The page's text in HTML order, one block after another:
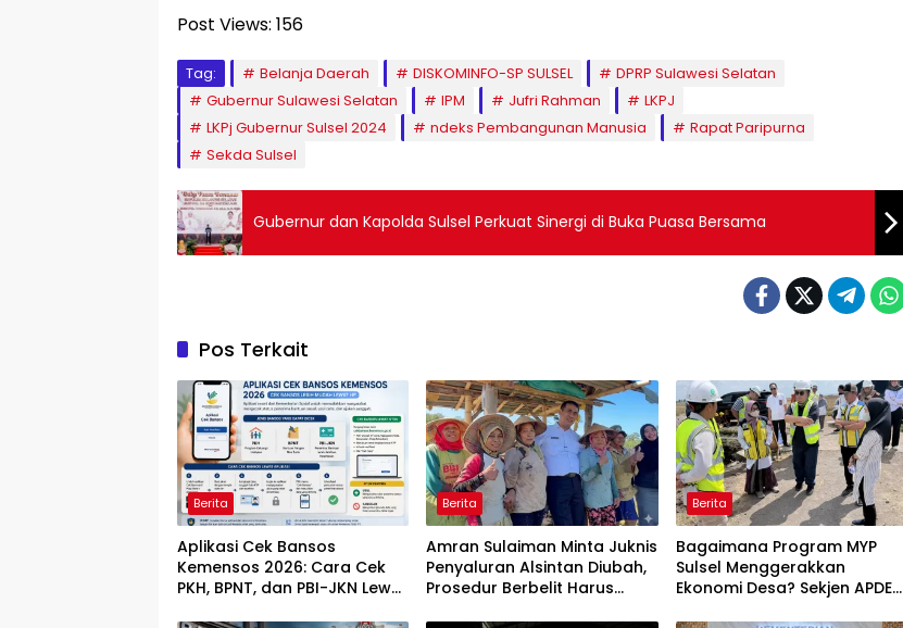
Post Views: 156
Tag: Belanja Daerah DISKOMINFO-SP SULSEL
DPRP Sulawesi Selatan
Gubernur Sulawesi Selatan
IPM Jufri Rahman
LKPJ
LKPj Gubernur Sulsel 2024
ndeks Pembangunan Manusia
Rapat Paripurna
Sekda Sulsel
Gubernur dan Kapolda Sulsel Perkuat Sinergi di Buka Puasa Bersama
Pos Terkait
Berita
Aplikasi Cek Bansos
Kemensos 2026: Cara Cek
PKH, BPNT, dan PBI-JKN Lewat
Berita
Amran Sulaiman Minta Juknis
Penyaluran Alsintan Diubah,
Prosedur Berbelit Harus
Berita
Bagaimana Program MYP
Sulsel Menggerakkan
Ekonomi Desa? Sekjen APDESI